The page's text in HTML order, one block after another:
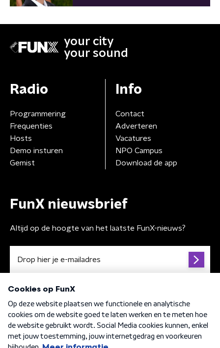
your city
your sound
Radio
Programmering
Frequenties
Hosts
Demo insturen
Gemist
Info
Contact
Adverteren
Vacatures
NPO Campus
Download de app
FunX nieuwsbrief
Altijd op de hoogte van het laatste FunX-nieuws?
Algemene voorwaarden Privacybeleid